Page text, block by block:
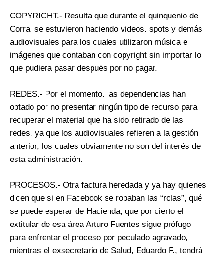
COPYRIGHT.- Resulta que durante el quinquenio de
Corral se estuvieron haciendo videos, spots y demás
audiovisuales para los cuales utilizaron música e
imágenes que contaban con copyright sin importar lo
que pudiera pasar después por no pagar.
REDES.- Por el momento, las dependencias han
optado por no presentar ningún tipo de recurso para
recuperar el material que ha sido retirado de las
redes, ya que los audiovisuales refieren a la gestión
anterior, los cuales obviamente no son del interés de
esta administración.
PROCESOS.- Otra factura heredada y ya hay quienes
dicen que si en Facebook se robaban las “rolas”, qué
se puede esperar de Hacienda, que por cierto el
extitular de esa área Arturo Fuentes sigue prófugo
para enfrentar el proceso por peculado agravado,
mientras el exsecretario de Salud, Eduardo F., tendrá